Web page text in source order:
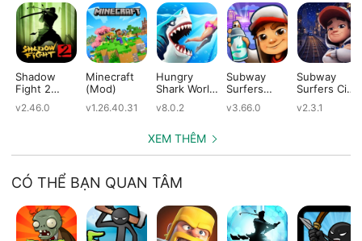
Shadow
Fight 2
v2.46.0
Minecraft
(Mod)
v1.26.40.31
Hungry
Shark World
v8.0.2
Subway
Surfers
v3.66.0
Subway
Surfers City
v2.3.1
XEM THÊM
CÓ THỂ BẠN QUAN TÂM